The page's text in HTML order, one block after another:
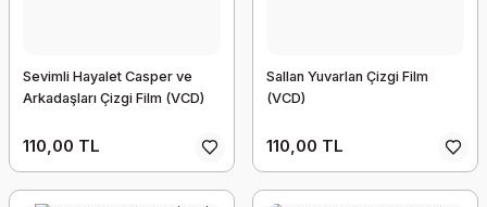
Sevimli Hayalet Casper ve
Arkadaşları Çizgi Film (VCD)
110,00 TL
Sallan Yuvarlan Çizgi Film
(VCD)
110,00 TL